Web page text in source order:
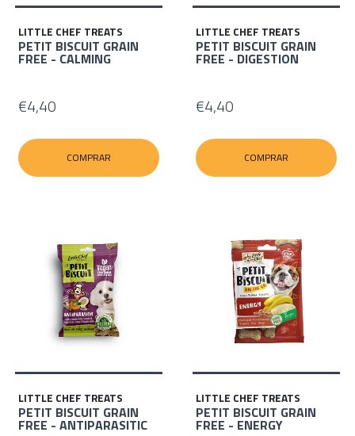
LITTLE CHEF TREATS
PETIT BISCUIT GRAIN
FREE - CALMING
€4,40
COMPRAR
LITTLE CHEF TREATS
PETIT BISCUIT GRAIN
FREE - DIGESTION
€4,40
COMPRAR
LITTLE CHEF TREATS
PETIT BISCUIT GRAIN
FREE - ANTIPARASITIC
LITTLE CHEF TREATS
PETIT BISCUIT GRAIN
FREE - ENERGY